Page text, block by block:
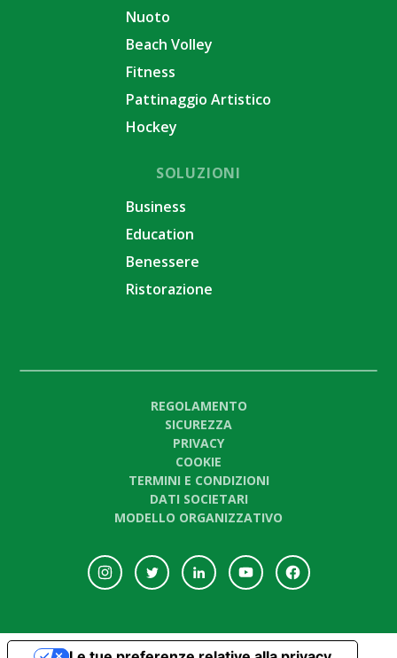
Nuoto
Beach Volley
Fitness
Pattinaggio Artistico
Hockey
SOLUZIONI
Business
Education
Benessere
Ristorazione
REGOLAMENTO
SICUREZZA
PRIVACY
COOKIE
TERMINI E CONDIZIONI
DATI SOCIETARI
MODELLO ORGANIZZATIVO